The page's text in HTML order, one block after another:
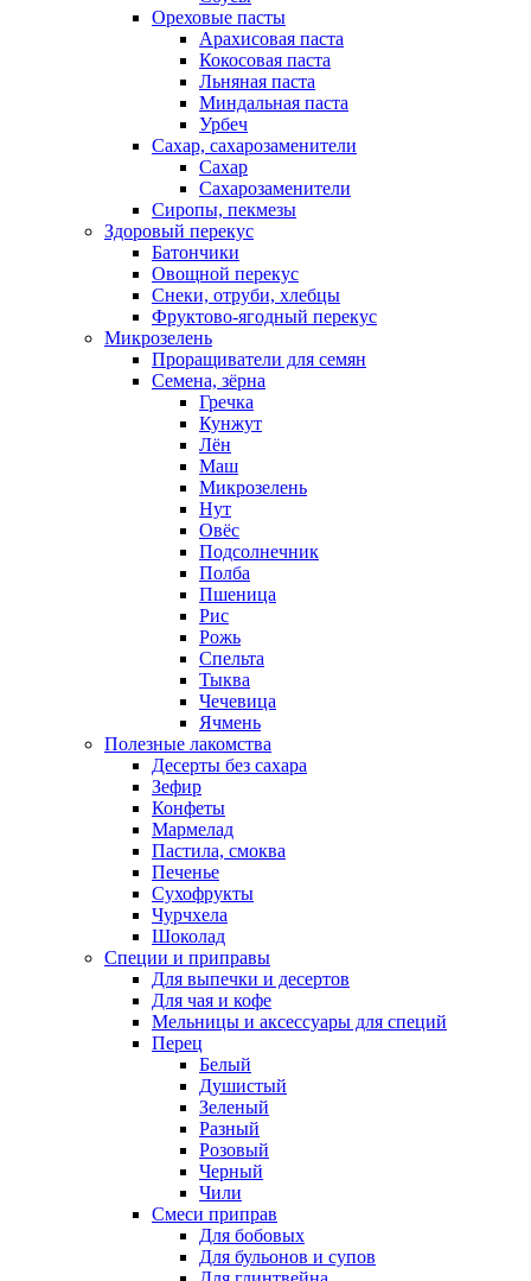
Ореховые пасты
Арахисовая паста
Кокосовая паста
Льняная паста
Миндальная паста
Урбеч
Сахар, сахарозаменители
Сахар
Сахарозаменители
Сиропы, пекмезы
Здоровый перекус
Батончики
Овощной перекус
Снеки, отруби, хлебцы
Фруктово-ягодный перекус
Микрозелень
Проращиватели для семян
Семена, зёрна
Гречка
Кунжут
Лён
Маш
Микрозелень
Нут
Овёс
Подсолнечник
Полба
Пшеница
Рис
Рожь
Спельта
Тыква
Чечевица
Ячмень
Полезные лакомства
Десерты без сахара
Зефир
Конфеты
Мармелад
Пастила, смоква
Печенье
Сухофрукты
Чурчхела
Шоколад
Специи и приправы
Для выпечки и десертов
Для чая и кофе
Мельницы и аксессуары для специй
Перец
Белый
Душистый
Зеленый
Разный
Розовый
Черный
Чили
Смеси приправ
Для бобовых
Для бульонов и супов